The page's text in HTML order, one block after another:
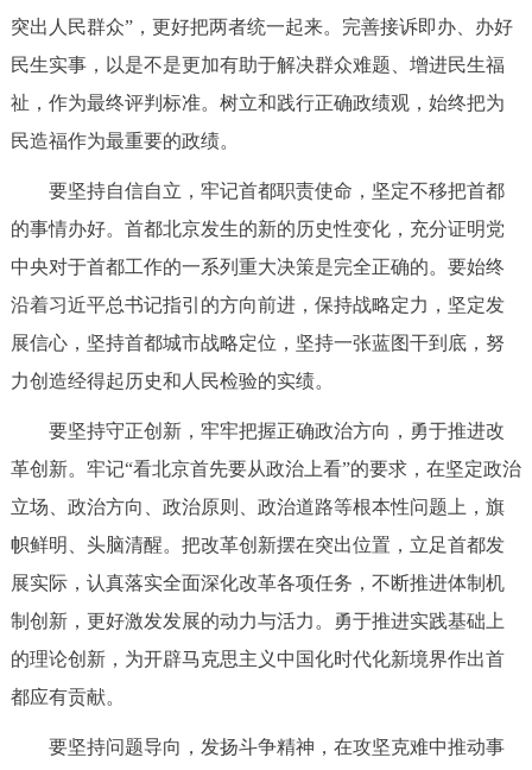
突出人民群众”，更好把两者统一起来。完善接诉即办、办好
民生实事，以是不是更加有助于解决群众难题、增进民生福
祉，作为最终评判标准。树立和践行正确政绩观，始终把为
民造福作为最重要的政绩。
要坚持自信自立，牢记首都职责使命，坚定不移把首都
的事情办好。首都北京发生的新的历史性变化，充分证明党
中央对于首都工作的一系列重大决策是完全正确的。要始终
沿着习近平总书记指引的方向前进，保持战略定力，坚定发
展信心，坚持首都城市战略定位，坚持一张蓝图干到底，努
力创造经得起历史和人民检验的实绩。
要坚持守正创新，牢牢把握正确政治方向，勇于推进改
革创新。牢记“看北京首先要从政治上看”的要求，在坚定政治
立场、政治方向、政治原则、政治道路等根本性问题上，旗
帜鲜明、头脑清醒。把改革创新摆在突出位置，立足首都发
展实际，认真落实全面深化改革各项任务，不断推进体制机
制创新，更好激发发展的动力与活力。勇于推进实践基础上
的理论创新，为开辟马克思主义中国化时代化新境界作出首
都应有贡献。
要坚持问题导向，发扬斗争精神，在攻坚克难中推动事